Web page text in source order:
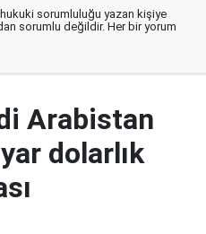
hukuki sorumluluğu yazan kişiye
sorumlu değildir. Her bir yorum
Arabistan
dolarlık